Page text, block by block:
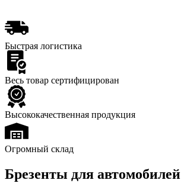
Быстрая логистика
Весь товар сертифицирован
Высококачественная продукция
Огромный склад
Брезенты для автомобилей